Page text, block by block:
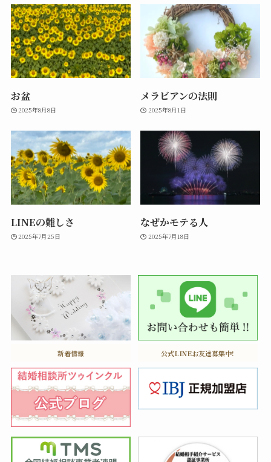
お盆
2025年8月8日
メラビアンの法則
2025年8月1日
LINEの難しさ
2025年7月25日
なぜかモテる人
2025年7月18日
新着情報 公式LINEお友達募集中!